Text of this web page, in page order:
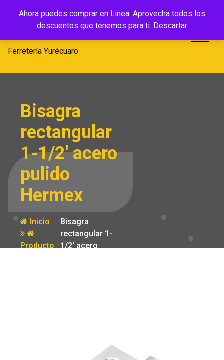
Ahora puedes comprar en Linea. Aprovecha todos los
descuentos que tenemos para ti. Descartar
Ferretería
Yurécuaro
Ferretería Yurécuaro
Bisagra
rectangular
1-1/2′ acero
pulido
Hermex
Inicio
Producto
Bisagra
rectangular 1-
1/2′ acero